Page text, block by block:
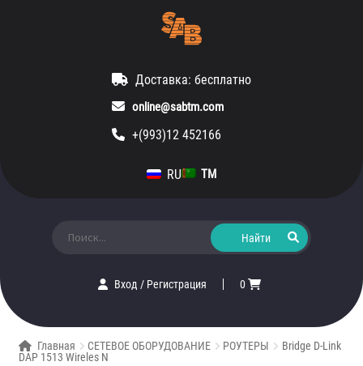
Доставка: бесплатно
online@sabtm.com
+(993)12 452166
RU TM
Вход/ Регистрация 0
Главная СЕТЕВОЕ ОБОРУДОВАНИЕ РОУТЕРЫ
Bridge D-Link
DAP 1513 Wireles N